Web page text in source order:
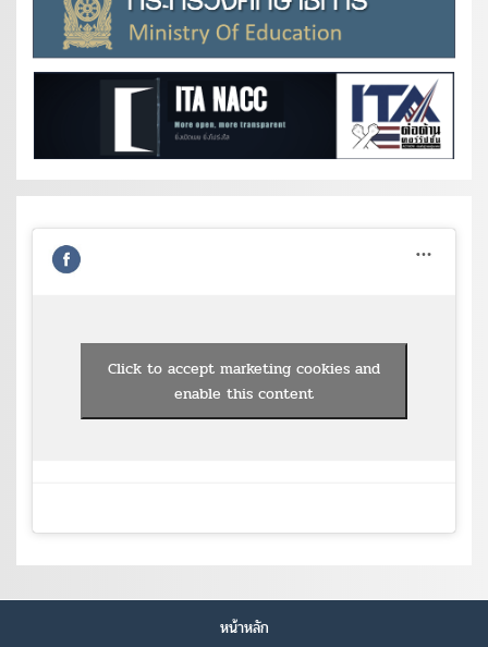
Click to accept marketing cookies and
enable this content
หน้าหลัก